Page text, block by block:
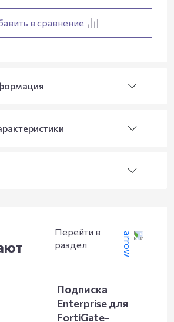
в сравнение
Перейти в
раздел
Подписка
Enterprise для
FortiGate-